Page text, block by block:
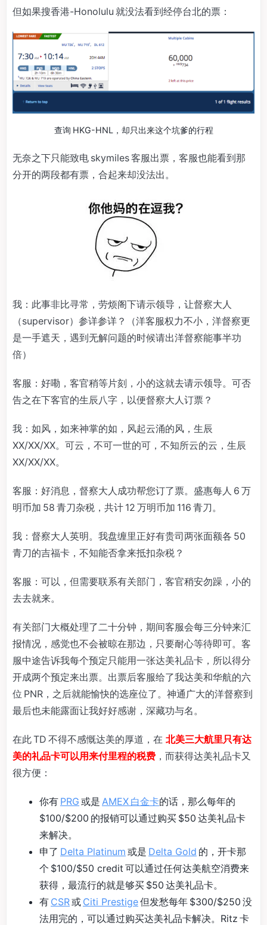
但如果搜香港-Honolulu 就没法看到经停台北的票：
查询 HKG-HNL，却只出来这个坑爹的行程
无奈之下只能致电 skymiles 客服出票，客服也能看到那
分开的两段都有票，合起来却没法出。
我：此事非比寻常，劳烦阁下请示领导，让督察大人
（supervisor）参详参详？（洋客服权力不小，洋督察更
是一手遮天，遇到无解问题的时候请出洋督察能事半功
倍）
客服：好嘞，客官稍等片刻，小的这就去请示领导。可否
告之在下客官的生辰八字，以便督察大人订票？
我：如风，如来神掌的如，风起云涌的风，生辰
XX/XX/XX。可云，不可一世的可，不知所云的云，生辰
XX/XX/XX。
客服：好消息，督察大人成功帮您订了票。盛惠每人 6 万
明币加 58 青刀杂税，共计 12 万明币加 116 青刀。
我：督察大人英明。我盘缠里正好有贵司两张面额各 50
青刀的吉福卡，不知能否拿来抵扣杂税？
客服：可以，但需要联系有关部门，客官稍安勿躁，小的
去去就来。
有关部门大概处理了二十分钟，期间客服会每三分钟来汇
报情况，感觉也不会被晾在那边，只要耐心等待即可。客
服中途告诉我每个预定只能用一张达美礼品卡，所以得分
开成两个预定来出票。出票后客服给了我达美和华航的六
位 PNR，之后就能愉快的选座位了。神通广大的洋督察到
最后也未能露面让我好好感谢，深藏功与名。
在此 TD 不得不感慨达美的厚道，在 北美三大航里只有达
美的礼品卡可以用来付里程的税费 ，而获得达美礼品卡又
很方便：
你有 PRG 或是 AMEX 白金卡的话，那么每年的
$100/$200 的报销可以通过购买 $50 达美礼品卡
来解决。
申了 Delta Platinum 或是 Delta Gold 的，开卡那
个 $100/$50 credit 可以通过任何达美航空消费来
获得，最流行的就是够买 $50 达美礼品卡。
有 CSR或 Citi Prestige但发愁每年 $300/$250 没
法用完的，可以通过购买达美礼品卡解决。Ritz 卡